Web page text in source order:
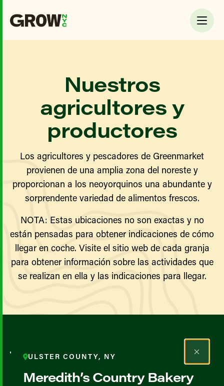
Nuestros
agricultores y
productores
Los agricultores y pescadores de Greenmarket
provienen de una amplia zona del noreste y
proporcionan a los neoyorquinos una abundante y
sorprendente variedad de alimentos frescos.
NOTA: Estas ubicaciones no son exactas y no
están pensadas para obtener indicaciones de cómo
llegar en coche. Visite el sitio web de cada granja
para obtener información sobre las actividades que
se realizan en ella y las indicaciones para llegar.
Todos los agricultores y
productores
ULSTER COUNTY, NY
Meredith’s Country Bakery